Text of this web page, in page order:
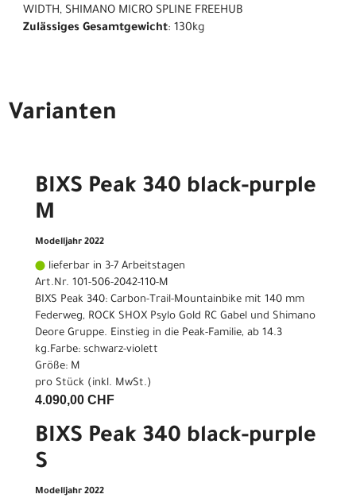
WIDTH, SHIMANO MICRO SPLINE FREEHUB
Zulässiges Gesamtgewicht: 130kg
Varianten
BIXS Peak 340 black-purple
M
Modelljahr 2022
lieferbar in 3-7 Arbeitstagen
Art.Nr. 101-506-2042-110-M
BIXS Peak 340: Carbon-Trail-Mountainbike mit 140 mm
Federweg, ROCK SHOX Psylo Gold RC Gabel und Shimano
Deore Gruppe. Einstieg in die Peak-Familie, ab 14.3
kg.Farbe: schwarz-violett
Größe: M
pro Stück (inkl. MwSt.)
4.090,00 CHF
BIXS Peak 340 black-purple
S
Modelljahr 2022